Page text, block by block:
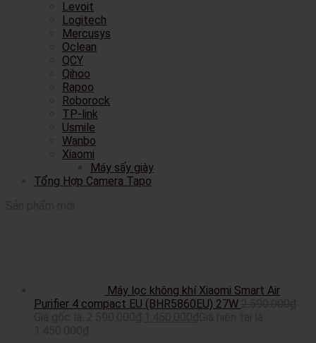
Levoit
Logitech
Mercusys
Oclean
QCY
Qihoo
Rapoo
Roborock
TP-link
Usmile
Wanbo
Xiaomi
Máy sấy giày
Tổng Hợp Camera Tapo
Máy lọc không khí Xiaomi Smart Air
Purifier 4 compact EU (BHR5860EU) 27W